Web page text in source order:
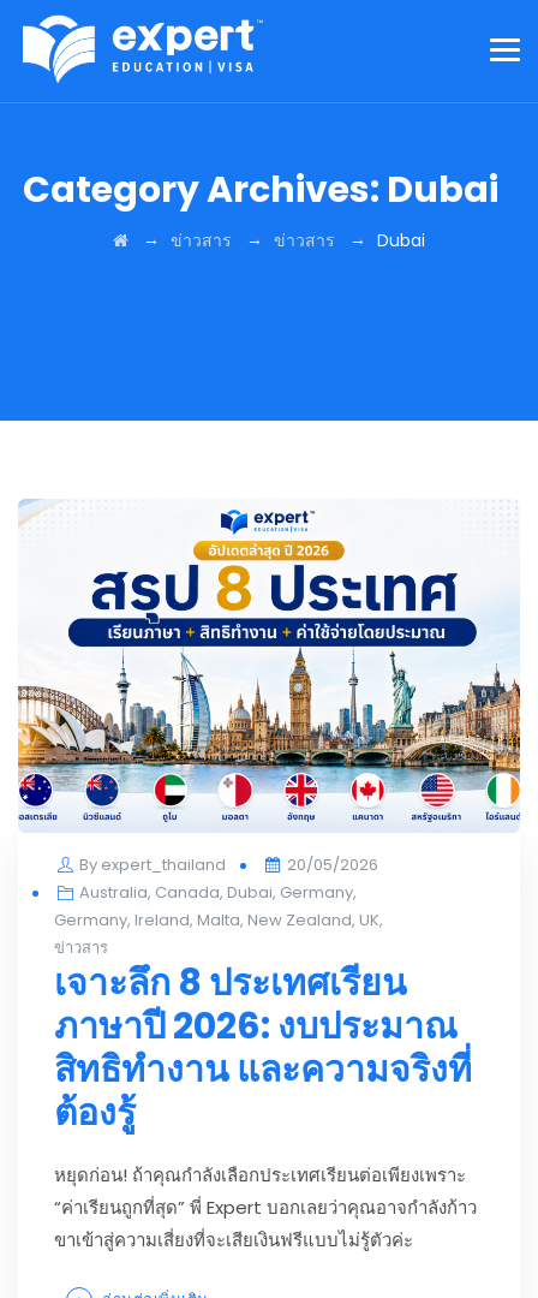
Category Archives: Dubai
→ ข่าวสาร → ข่าวสาร → Dubai
By expert_thailand
Posted
on
20/05/2026
Australia, Canada, Dubai, Germany,
Germany, Ireland, Malta, New Zealand, UK,
ข่าวสาร
เจาะลึก 8 ประเทศเรียน
ภาษาปี 2026: งบประมาณ
สิทธิทำงาน และความจริงที่
ต้องรู้
หยุดก่อน! ถ้าคุณกำลังเลือกประเทศเรียนต่อเพียงเพราะ
“ค่าเรียนถูกที่สุด” พี่ Expert บอกเลยว่าคุณอาจกำลังก้าว
ขาเข้าสู่ความเสี่ยงที่จะเสียเงินฟรีแบบไม่รู้ตัวค่ะ